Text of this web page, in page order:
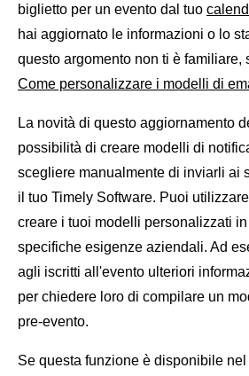
biglietto per un evento dal tuo
hai aggiornato le informazioni o lo
questo argomento non ti è familiare,
Come personalizzare i modelli di
La novità di questo aggiornamento
possibilità di creare modelli di
scegliere manualmente di inviarli ai
il tuo Timely Software. Puoi
creare i tuoi modelli personalizzati
specifiche esigenze aziendali. Ad
agli iscritti all'evento ulteriori
per chiedere loro di compilare un
pre-evento.
Se questa funzione è disponibile